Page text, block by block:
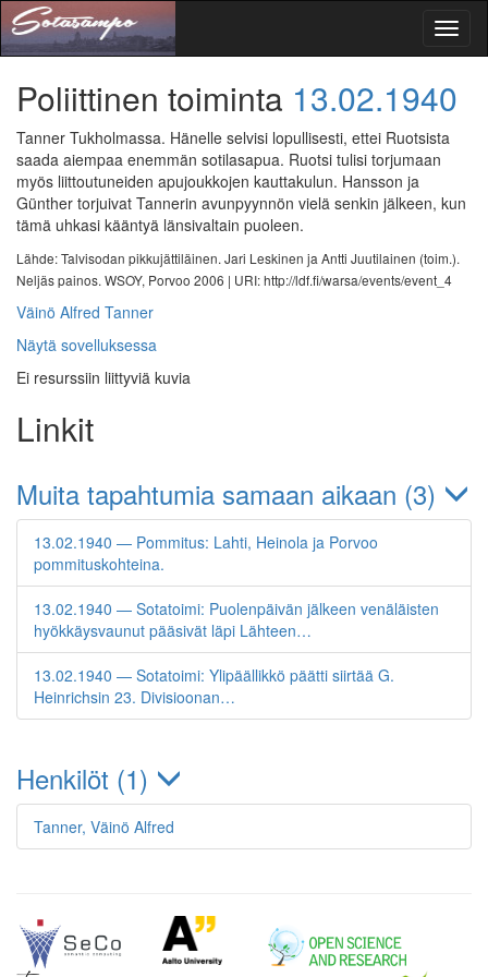
Poliittinen toiminta 13.02.1940
Tanner Tukholmassa. Hänelle selvisi lopullisesti, ettei Ruotsista
saada aiempaa enemmän sotilasapua. Ruotsi tulisi torjumaan
myös liittoutuneiden apujoukkojen kauttakulun. Hansson ja
Günther torjuivat Tannerin avunpyynnön vielä senkin jälkeen, kun
tämä uhkasi kääntyä länsivaltain puoleen.
Lähde: Talvisodan pikkujättiläinen. Jari Leskinen ja Antti Juutilainen (toim.).
Neljäs painos. WSOY, Porvoo 2006 | URI: http://ldf.fi/warsa/events/event_4
Väinö Alfred Tanner
Näytä sovelluksessa
Ei resurssiin liittyviä kuvia
Linkit
Muita tapahtumia samaan aikaan (3)
13.02.1940 — Pommitus: Lahti, Heinola ja Porvoo
pommituskohteina.
13.02.1940 — Sotatoimi: Puolenpäivän jälkeen venäläisten
hyökkäysvaunut pääsivät läpi Lähteen…
13.02.1940 — Sotatoimi: Ylipäällikkö päätti siirtää G.
Heinrichsin 23. Divisioonan…
Henkilöt (1)
Tanner, Väinö Alfred